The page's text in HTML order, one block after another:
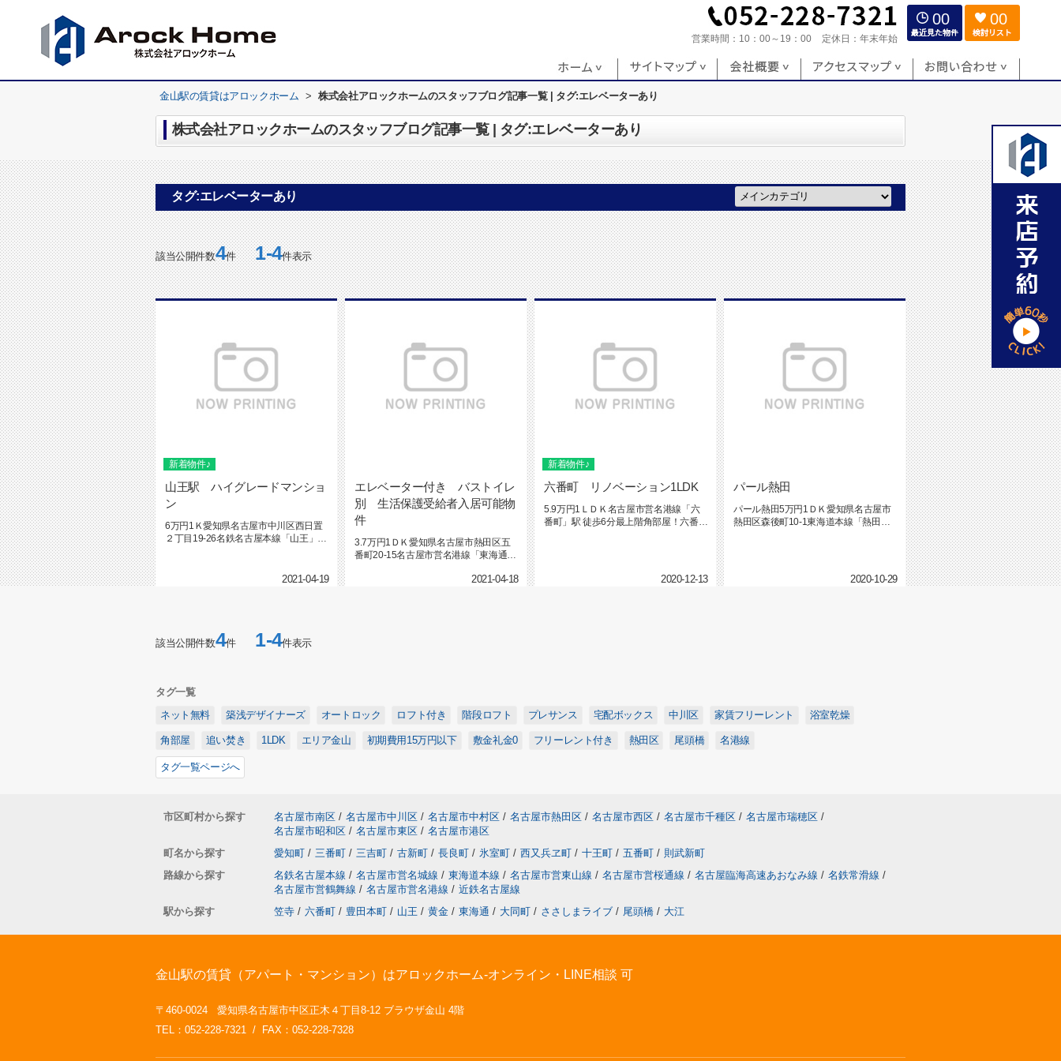
営業時間： 10：00～19：00 定休日： 年末年始
00 00
金山駅の賃貸はアロックホーム > 株式会社アロックホームのスタッフブログ記事一覧 | タグ:エレベーターあり
株式会社アロックホームのスタッフブログ記事一覧 | タグ:エレベーターあり
タグ:エレベーターあり
該当公開件数4件1-4件表示
新着物件♪
山王駅 ハイグレードマンショ
ン
6万円1Ｋ愛知県名古屋市中川区西日置
２丁目19-26名鉄名古屋本線「山王」
2021-04-19
エレベーター付き バストイレ
別 生活保護受給者入居可能物
件
3.7万円1ＤＫ愛知県名古屋市熱田区五
番町20-15名古屋市営名港線「東海通」
2021-04-18
新着物件♪
六番町 リノベーション1LDK
5.9万円1ＬＤＫ名古屋市営名港線「六
番町」駅 徒歩6分最上階角部屋！六番町
2020-12-13
パール熱田
パール熱田5万円1ＤＫ愛知県名古屋市
熱田区森後町10-1東海道本線「熱田」
2020-10-29
該当公開件数4件1-4件表示
タグ一覧
ネット無料
築浅デザイナーズ オートロック ロフト付き 階段ロフト プレサンス 宅配ボックス 中川区 家賃フリーレント 浴室乾燥
角部屋 追い焚き 1LDK エリア金山 初期費用15万円以下 敷金礼金0 フリーレント付き 熱田区 尾頭橋 名港線
タグ一覧ページへ
市区町村から探す 名古屋市南区 / 名古屋市中川区 / 名古屋市中村区 / 名古屋市熱田区 / 名古屋市西区 / 名古屋市千種区 / 名古屋市瑞穂区 /
名古屋市昭和区 / 名古屋市東区 / 名古屋市港区
町名から探す
愛知町 / 三番町 / 三吉町 / 古新町 / 長良町 / 氷室町 / 西又兵ヱ町 / 十王町 / 五番町 / 則武新町
路線から探す
名鉄名古屋本線 / 名古屋市営名城線 / 東海道本線 / 名古屋市営東山線 / 名古屋市営桜通線 / 名古屋臨海高速あおなみ線 / 名鉄常滑線 /
名古屋市営鶴舞線 / 名古屋市営名港線 / 近鉄名古屋線
駅から探す
笠寺 / 六番町 / 豊田本町 / 山王 / 黄金 / 東海通 / 大同町 / ささしまライブ / 尾頭橋 / 大江
金山駅の賃貸（アパート・マンション）はアロックホーム-オンライン・LINE相談 可
〒460-0024 愛知県名古屋市中区正木４丁目8-12 ブラウザ金山 4階
TEL：052-228-7321 / FAX：052-228-7328